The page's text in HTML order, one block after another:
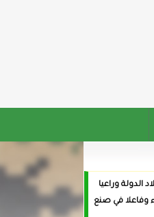
وراعيا
وفاعلا في صنع